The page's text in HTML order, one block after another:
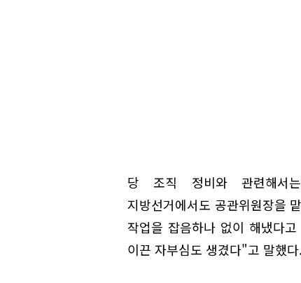
당 조직 정비와 관련해서
지방선거에서도 공관위원장을
작업을 잡음하나 없이 해냈다
이끈 자부심도 생겼다"고 말했다.